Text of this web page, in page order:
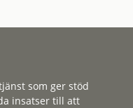
som ger stöd
insatser till att